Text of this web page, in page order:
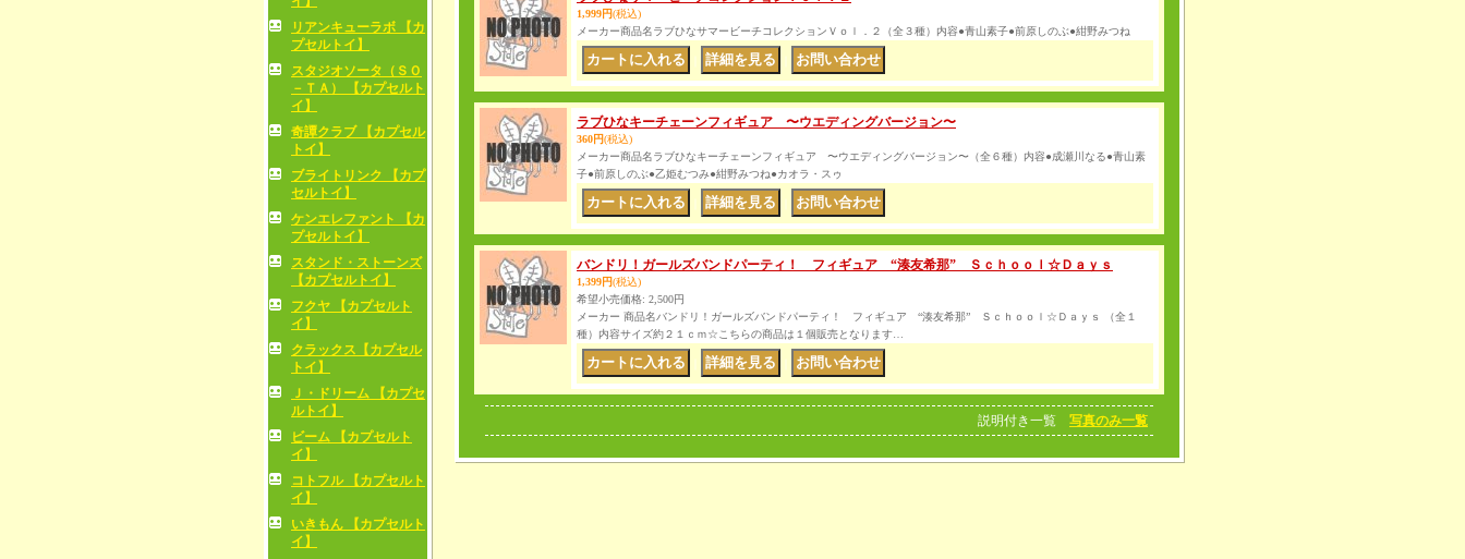
リアンキューラボ 【カ
プセルトイ】
スタジオソータ（ＳＯ
－ＴＡ） 【カプセルト
イ】
奇譚クラブ 【カプセル
トイ】
ブライトリンク 【カプ
セルトイ】
ケンエレファント 【カ
プセルトイ】
スタンド・ストーンズ
【カプセルトイ】
フクヤ 【カプセルト
イ】
クラックス【カプセル
トイ】
Ｊ・ドリーム 【カプセ
ルトイ】
ビーム 【カプセルト
イ】
コトフル 【カプセルト
イ】
いきもん 【カプセルト
イ】
1,999円(税込)
メーカー商品名ラブひなサマービーチコレクションＶｏｌ．２（全３種）内容●青山素子●前原しのぶ●紺野みつね
ラブひなキーチェーンフィギュア 〜ウエディングバージョン〜
360円(税込)
メーカー商品名ラブひなキーチェーンフィギュア 〜ウエディングバージョン〜（全６種）内容●成瀬川なる●青山素
子●前原しのぶ●乙姫むつみ●紺野みつね●カオラ・スゥ
バンドリ！ガールズバンドパーティ！ フィギュア “湊友希那” Ｓｃｈｏｏｌ☆Ｄａｙｓ
1,399円(税込)
希望小売価格: 2,500円
メーカー 商品名バンドリ！ガールズバンドパーティ！ フィギュア “湊友希那” Ｓｃｈｏｏｌ☆Ｄａｙｓ （全１
種）内容サイズ約２１ｃｍ☆こちらの商品は１個販売となります…
説明付き一覧 写真のみ一覧